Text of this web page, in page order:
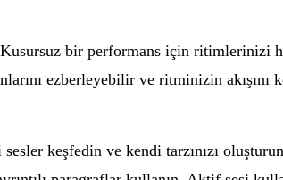
Kusursuz bir performans için ritimlerinizi
ezberleyebilir ve ritminizin akışını
keşfedin ve kendi tarzınızı